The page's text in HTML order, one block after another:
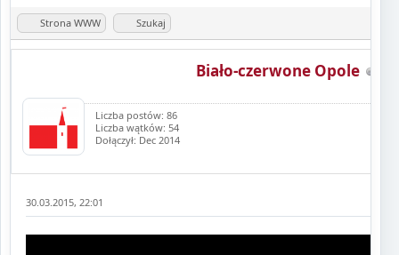
Strona WWW Szukaj
Biało-czerwone Opole
Liczba postów: 86
Liczba wątków: 54
Dołączył: Dec 2014
30.03.2015, 22:01